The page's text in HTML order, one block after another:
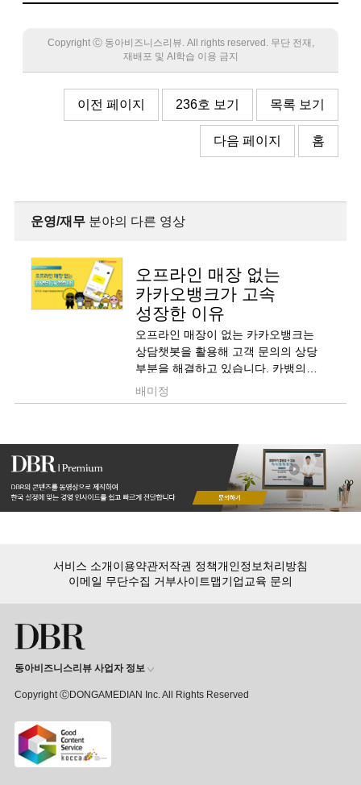
Copyright Ⓒ 동아비즈니스리뷰. All rights reserved. 무단 전재,
재배포 및 AI학습 이용 금지
이전 페이지 236호 보기 목록 보기
다음 페이지 홈
운영/재무분야의 다른 영상
오프라인 매장 없는
카카오뱅크가 고속
성장한 이유
오프라인 매장이 없는 카카오뱅크는
상담챗봇을 활용해 고객 문의의 상당
부분을 해결하고 있습니다. 카뱅의
상담챗봇이 어떻게 운영되는지를
소개합니다.
배미정
서비스 소개이용약관저작권 정책개인정보처리방침
이메일 무단수집 거부사이트맵기업교육 문의
동아비즈니스리뷰 사업자 정보
Copyright ⒸDONGAMEDIAN Inc. All Rights Reserved